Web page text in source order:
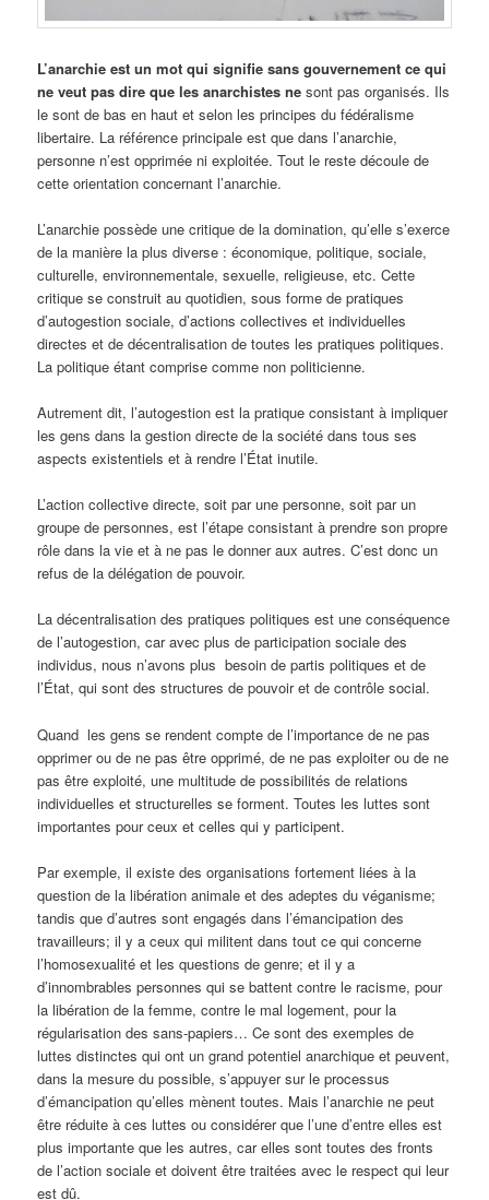
L’anarchie est un mot qui signifie sans gouvernement ce qui
ne veut pas dire que les anarchistes ne sont pas organisés. Ils
le sont de bas en haut et selon les principes du fédéralisme
libertaire. La référence principale est que dans l’anarchie,
personne n’est opprimée ni exploitée. Tout le reste découle de
cette orientation concernant l’anarchie.
L’anarchie possède une critique de la domination, qu’elle s’exerce
de la manière la plus diverse : économique, politique, sociale,
culturelle, environnementale, sexuelle, religieuse, etc. Cette
critique se construit au quotidien, sous forme de pratiques
d’autogestion sociale, d’actions collectives et individuelles
directes et de décentralisation de toutes les pratiques politiques.
La politique étant comprise comme non politicienne.
Autrement dit, l’autogestion est la pratique consistant à impliquer
les gens dans la gestion directe de la société dans tous ses
aspects existentiels et à rendre l’État inutile.
L’action collective directe, soit par une personne, soit par un
groupe de personnes, est l’étape consistant à prendre son propre
rôle dans la vie et à ne pas le donner aux autres. C’est donc un
refus de la délégation de pouvoir.
La décentralisation des pratiques politiques est une conséquence
de l’autogestion, car avec plus de participation sociale des
individus, nous n’avons plus besoin de partis politiques et de
l’État, qui sont des structures de pouvoir et de contrôle social.
Quand les gens se rendent compte de l’importance de ne pas
opprimer ou de ne pas être opprimé, de ne pas exploiter ou de ne
pas être exploité, une multitude de possibilités de relations
individuelles et structurelles se forment. Toutes les luttes sont
importantes pour ceux et celles qui y participent.
Par exemple, il existe des organisations fortement liées à la
question de la libération animale et des adeptes du véganisme;
tandis que d’autres sont engagés dans l’émancipation des
travailleurs; il y a ceux qui militent dans tout ce qui concerne
l’homosexualité et les questions de genre; et il y a
d’innombrables personnes qui se battent contre le racisme, pour
la libération de la femme, contre le mal logement, pour la
régularisation des sans-papiers… Ce sont des exemples de
luttes distinctes qui ont un grand potentiel anarchique et peuvent,
dans la mesure du possible, s’appuyer sur le processus
d’émancipation qu’elles mènent toutes. Mais l’anarchie ne peut
être réduite à ces luttes ou considérer que l’une d’entre elles est
plus importante que les autres, car elles sont toutes des fronts
de l’action sociale et doivent être traitées avec le respect qui leur
est dû.